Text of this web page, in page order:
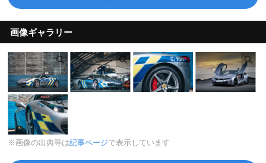
画像ギャラリー
※画像の出典等は記事ページで表示しています